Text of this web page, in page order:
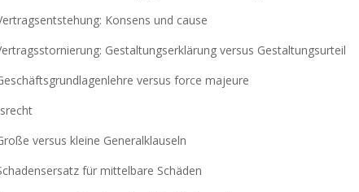
Konsens und cause
Gestaltungserklärung versus Gestaltungsurteil
versus force majeure
versus kleine Generalklauseln
für mittelbare Schäden